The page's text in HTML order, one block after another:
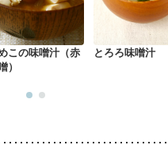
この味噌汁（赤
）
とろろ味噌汁